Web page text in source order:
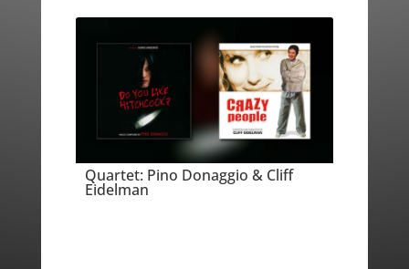
Quartet: Pino Donaggio & Cliff
Eidelman